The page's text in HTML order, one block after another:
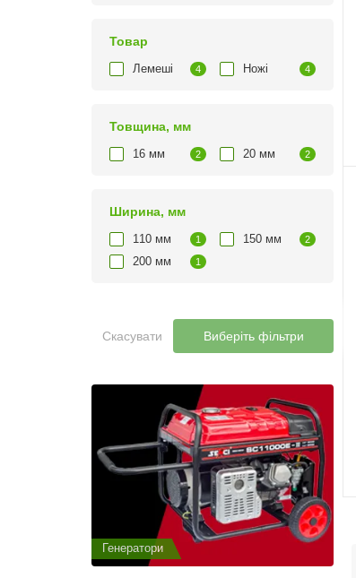
Товар
Лемеші 4 Ножі 4
Товщина, мм
16 мм 2 20 мм 2
Ширина, мм
110 мм 1 150 мм 2
200 мм 1
Скасувати Виберіть фільтри
Генератори